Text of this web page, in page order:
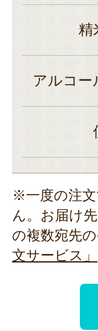
精
アルコー
※一度の注
ん。お届け
の複数宛先
文サービス」